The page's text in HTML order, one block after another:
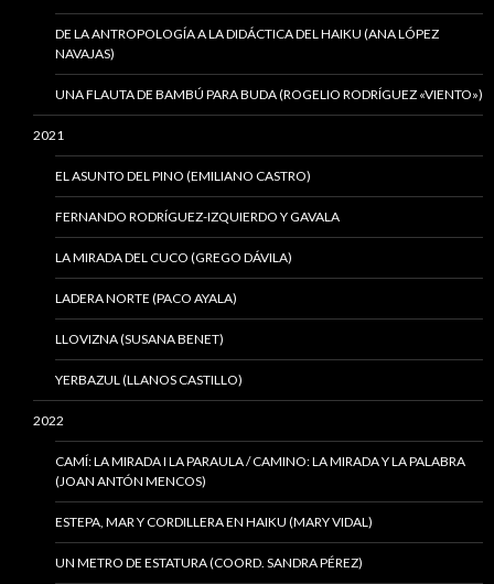
DE LA ANTROPOLOGÍA A LA DIDÁCTICA DEL HAIKU (ANA LÓPEZ
NAVAJAS)
UNA FLAUTA DE BAMBÚ PARA BUDA (ROGELIO RODRÍGUEZ «VIENTO»)
2021
EL ASUNTO DEL PINO (EMILIANO CASTRO)
FERNANDO RODRÍGUEZ-IZQUIERDO Y GAVALA
LA MIRADA DEL CUCO (GREGO DÁVILA)
LADERA NORTE (PACO AYALA)
LLOVIZNA (SUSANA BENET)
YERBAZUL (LLANOS CASTILLO)
2022
CAMÍ: LA MIRADA I LA PARAULA / CAMINO: LA MIRADA Y LA PALABRA
(JOAN ANTÓN MENCOS)
ESTEPA, MAR Y CORDILLERA EN HAIKU (MARY VIDAL)
UN METRO DE ESTATURA (COORD. SANDRA PÉREZ)